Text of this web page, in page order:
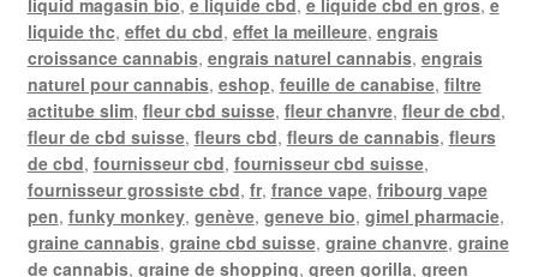
liquid magasin bio, e liquide cbd, e liquide cbd en gros, e
liquide thc, effet du cbd, effet la meilleure, engrais
croissance cannabis, engrais naturel cannabis, engrais
naturel pour cannabis, eshop, feuille de canabise, filtre
actitube slim, fleur cbd suisse, fleur chanvre, fleur de cbd,
fleur de cbd suisse, fleurs cbd, fleurs de cannabis, fleurs
de cbd, fournisseur cbd, fournisseur cbd suisse,
fournisseur grossiste cbd, fr, france vape, fribourg vape
pen, funky monkey, genève, geneve bio, gimel pharmacie,
graine cannabis, graine cbd suisse, graine chanvre, graine
de cannabis, graine de shopping, green gorilla, green